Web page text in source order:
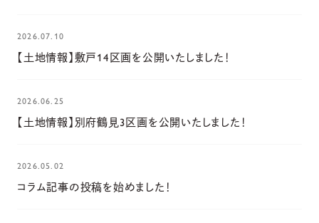
2026.07.10
【土地情報】敷戸14区画を公開いたしました！
2026.06.25
【土地情報】別府鶴見3区画を公開いたしました！
2026.05.02
コラム記事の投稿を始めました！